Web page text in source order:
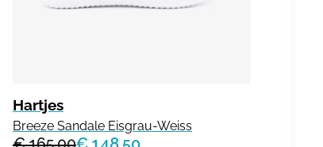
Hartjes
Breeze Sandale Eisgrau-Weiss